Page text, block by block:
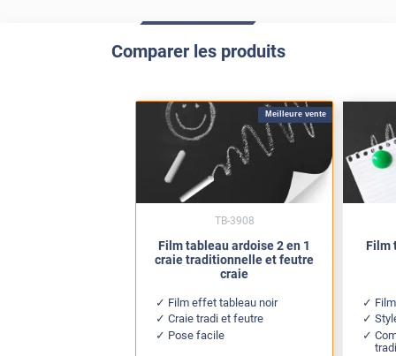
Comparer les produits
Meilleure vente
Film tableau ardoise 2 en 1
craie traditionnelle et feutre
craie
Film effet tableau noir
Craie tradi et feutre
Pose facile
TB-3908
Film